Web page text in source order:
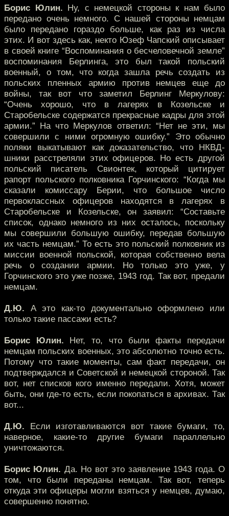
Борис Юлин. Ну, с немецкой стороны к нам было
передано очень немного. С нашей стороны немцам
было передано гораздо больше, как раз из числа
этих. И вот здесь как, некто Юзеф Чапский описывает
в своей книге “Воспоминания о бесчеловечной земле”
воспоминания Берлинга, это был такой польский
военный, о том, что когда зашла речь создать из
польских пленных армию против немцев еще до
войны, так вот что заметил Берлинг Меркулову:
“Очень хорошо, что в лагерях в Козельске и
Старобельске содержатся прекрасные кадры для этой
армии.” На что Меркулов ответил: “Нет не эти, мы
совершили с ними огромную ошибку.” Это обычно
поляки выкатывают как доказательство, что НКВД-
шники расстреляли этих офицеров. Но есть другой
польский писатель Свионтек, который цитирует
рапорт польского полковника Горчинского: “Когда мы
сказали комиссару Берии, что большое число
первоклассных офицеров находятся в лагерях в
Старобельске и Козельске, он заявил: “Составьте
список, однако немного из них осталось, поскольку
мы совершили большую ошибку, передав большую
их часть немцам.” То есть это польский полковник из
миссии военной польской, которая собственно вела
речь о создании армии. Но только это уже, у
Горчинского это уже позже, 1943 год. Так вот, предали
немцам.
Д.Ю. А это как-то документально оформлено или
только такие пассажи есть?
Борис Юлин. Нет, то, что были факты передачи
немцам польских военных, это абсолютно точно есть.
Потому что такие моменты, сам факт передачи, он
подтверждался и Советской и немецкой стороной. Так
вот, нет списков кого именно передали. Хотя, может
быть, они где-то есть, если покопаться в архивах. Так
вот...
Д.Ю. Если изготавливаются вот такие бумаги, то,
наверное, какие-то другие бумаги параллельно
уничтожаются.
Борис Юлин. Да. Но вот это заявление 1943 года. О
том, что были переданы немцам. Так вот, теперь
откуда эти офицеры могли взяться у немцев, думаю,
совершенно понятно.